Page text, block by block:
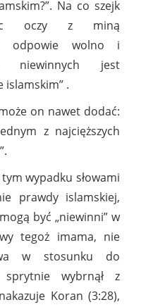
Na co szejk
oczy z miną
odpowie wolno i
niewinnych jest
islamskim” .
on nawet dodać:
z najcięższych
wypadku słowami
prawdy islamskiej,
być „niewinni” w
tegoż imama, nie
w stosunku do
wybrnął z
Koran (3:28),